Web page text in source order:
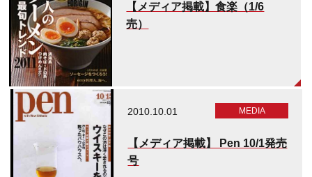
【メディア掲載】食楽（1/6
売）
2010.10.01 MEDIA​
【メディア掲載】 Pen 10/1発売
号